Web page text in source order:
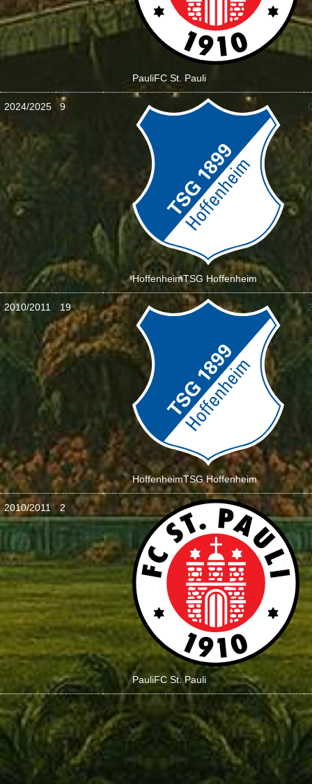
PauliFC St. Pauli
2024/2025 9
HoffenheimTSG Hoffenheim
:
2010/2011 19
HoffenheimTSG Hoffenheim
:
2010/2011 2
PauliFC St. Pauli
: